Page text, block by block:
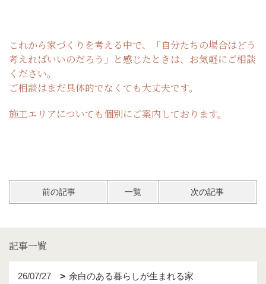
これから家づくりを考える中で、「自分たちの場合はどう
考えればいいのだろう」と感じたときは、お気軽にご相談
ください。
ご相談はまだ具体的でなくても大丈夫です。
施工エリアについても個別にご案内しております。
前の記事 一覧 次の記事
記事一覧
26/07/27 余白のある暮らしが生まれる家